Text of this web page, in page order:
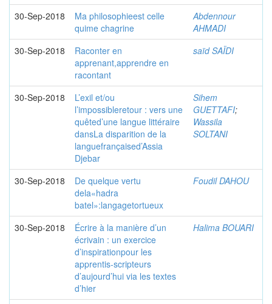
30-Sep-2018
Ma philosophieest celle
quime chagrine
Abdennour
AHMADI
30-Sep-2018
Raconter en
apprenant,apprendre en
racontant
saïd SAÏDI
30-Sep-2018
L’exil et/ou
l’impossibleretour : vers une
quêted’une langue littéraire
dansLa disparition de la
languefrançaised’Assia
Djebar
Sihem
GUETTAFI;
Wassila
SOLTANI
30-Sep-2018
De quelque vertu
dela«hadra
batel»:langagetortueux
Foudil DAHOU
30-Sep-2018
Écrire à la manière d’un
écrivain : un exercice
d’inspirationpour les
apprentis-scripteurs
d’aujourd’hui via les textes
d’hier
Halima BOUARI